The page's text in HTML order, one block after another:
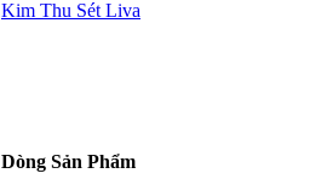
Kim Thu Sét Liva
Dòng Sản Phẩm